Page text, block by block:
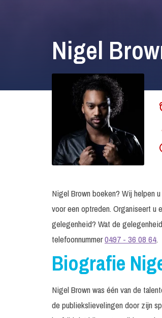
Nigel
Nigel Brown boeken? Wij helpen
voor een optreden. Organiseert u
gelegenheid? Wat de
telefoonnummer0497 - 36 08 64.
Biografie
Nigel Brown was één van de
de publiekslievelingen door zijn